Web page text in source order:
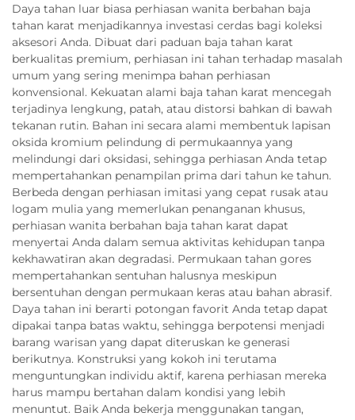
Daya tahan luar biasa perhiasan wanita berbahan baja
tahan karat menjadikannya investasi cerdas bagi koleksi
aksesori Anda. Dibuat dari paduan baja tahan karat
berkualitas premium, perhiasan ini tahan terhadap masalah
umum yang sering menimpa bahan perhiasan
konvensional. Kekuatan alami baja tahan karat mencegah
terjadinya lengkung, patah, atau distorsi bahkan di bawah
tekanan rutin. Bahan ini secara alami membentuk lapisan
oksida kromium pelindung di permukaannya yang
melindungi dari oksidasi, sehingga perhiasan Anda tetap
mempertahankan penampilan prima dari tahun ke tahun.
Berbeda dengan perhiasan imitasi yang cepat rusak atau
logam mulia yang memerlukan penanganan khusus,
perhiasan wanita berbahan baja tahan karat dapat
menyertai Anda dalam semua aktivitas kehidupan tanpa
kekhawatiran akan degradasi. Permukaan tahan gores
mempertahankan sentuhan halusnya meskipun
bersentuhan dengan permukaan keras atau bahan abrasif.
Daya tahan ini berarti potongan favorit Anda tetap dapat
dipakai tanpa batas waktu, sehingga berpotensi menjadi
barang warisan yang dapat diteruskan ke generasi
berikutnya. Konstruksi yang kokoh ini terutama
menguntungkan individu aktif, karena perhiasan mereka
harus mampu bertahan dalam kondisi yang lebih
menuntut. Baik Anda bekerja menggunakan tangan,